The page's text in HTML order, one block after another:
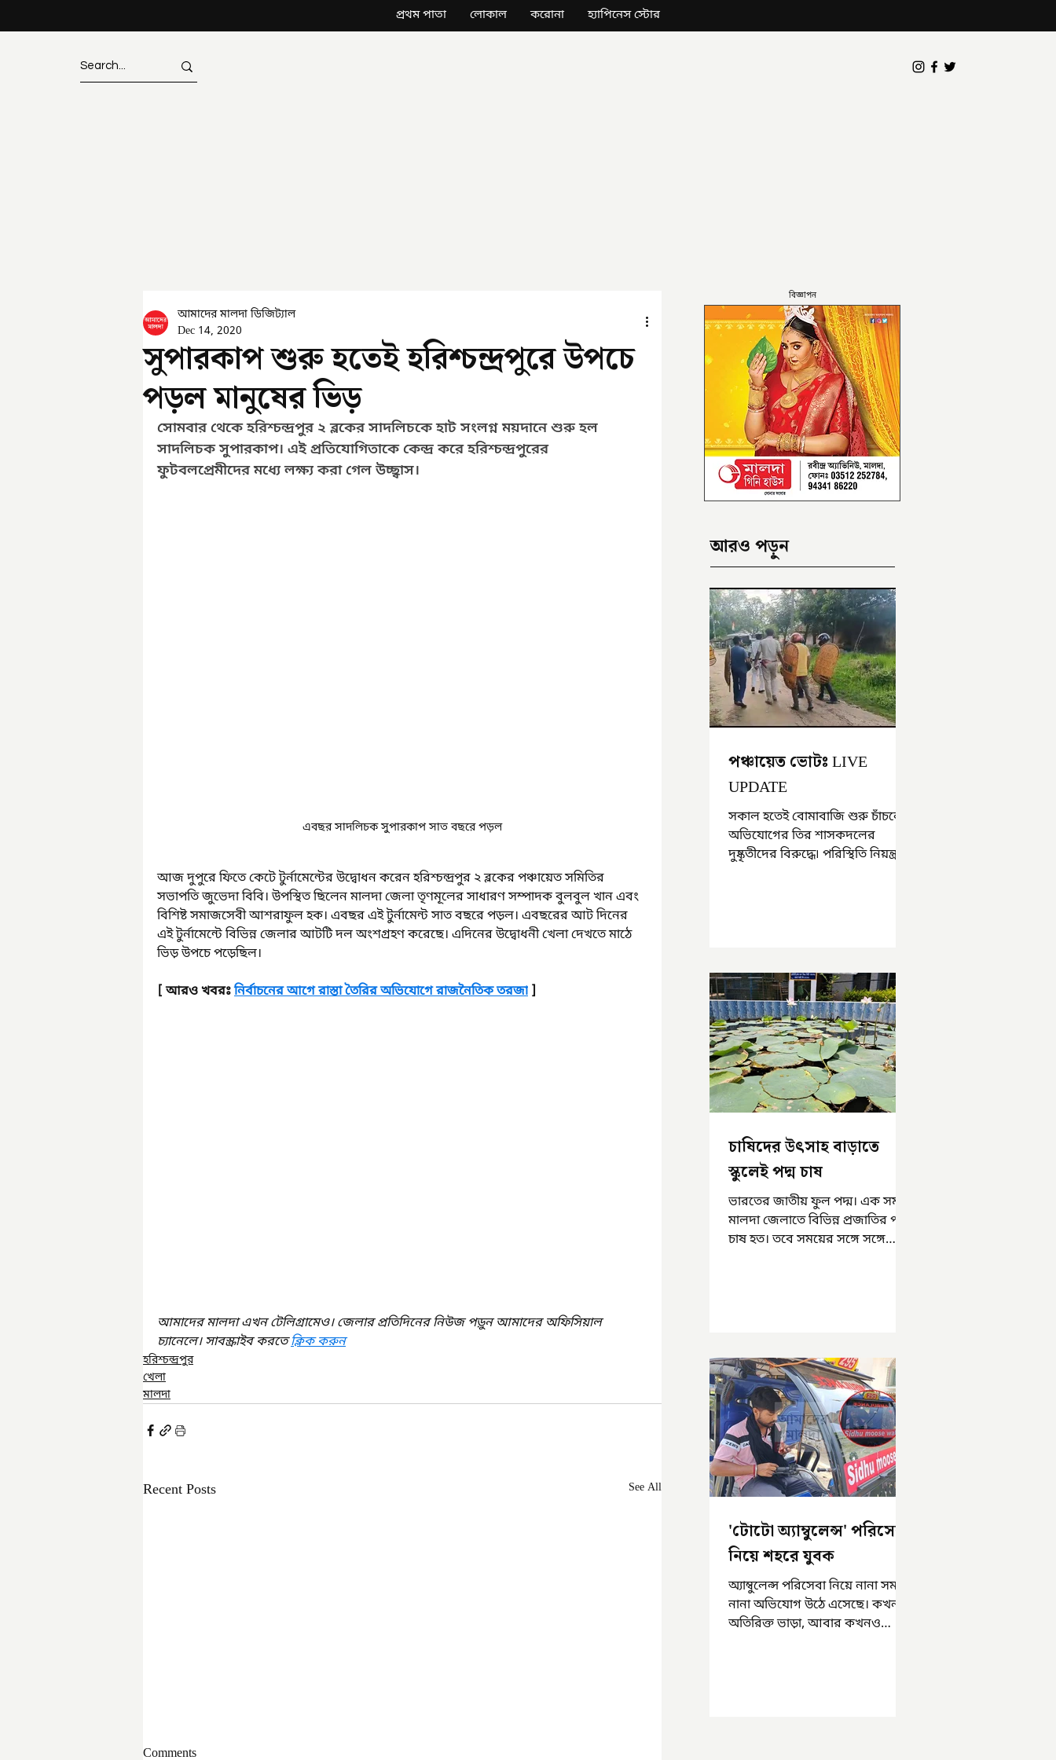
প্রথম পাতা লোকাল করোনা হ্যাপিনেস স্টোর
সুপারকাপ শুরু হতেই হরিশ্চন্দ্রপুরে উপচে
পড়ল মানুষের ভিড়
আমাদের মালদা ডিজিট্যাল
Dec 14, 2020
সোমবার থেকে হরিশ্চন্দ্রপুর ২ ব্লকের সাদলিচকে হাট সংলগ্ন ময়দানে শুরু হল
সাদলিচক সুপারকাপ। এই প্রতিযোগিতাকে কেন্দ্র করে হরিশ্চন্দ্রপুরের
ফুটবলপ্রেমীদের মধ্যে লক্ষ্য করা গেল উচ্ছ্বাস।
এবছর সাদলিচক সুপারকাপ সাত বছরে পড়ল
আজ দুপুরে ফিতে কেটে টুর্নামেন্টের উদ্বোধন করেন হরিশ্চন্দ্রপুর ২ ব্লকের পঞ্চায়েত সমিতির
সভাপতি জুভেদা বিবি। উপস্থিত ছিলেন মালদা জেলা তৃণমূলের সাধারণ সম্পাদক বুলবুল খান এবং
বিশিষ্ট সমাজসেবী আশরাফুল হক। এবছর এই টুর্নামেন্ট সাত বছরে পড়ল। এবছরের আট দিনের
এই টুর্নামেন্টে বিভিন্ন জেলার আটটি দল অংশগ্রহণ করেছে। এদিনের উদ্বোধনী খেলা দেখতে মাঠে
ভিড় উপচে পড়েছিল।
[ আরও খবরঃ নির্বাচনের আগে রাস্তা তৈরির অভিযোগে রাজনৈতিক তরজা ]
আমাদের মালদা এখন টেলিগ্রামেও। জেলার প্রতিদিনের নিউজ পড়ুন আমাদের অফিসিয়াল
চ্যানেলে। সাবস্ক্রাইব করতে ক্লিক করুন
হরিশ্চন্দ্রপুর
খেলা
মালদা
Recent Posts See All
Comments
বিজ্ঞাপন
আরও পড়ুন
পঞ্চায়েত ভোটঃ LIVE
UPDATE
সকাল হতেই বোমাবাজি শুরু চাঁচলে৷
অভিযোগের তির শাসকদলের
দুষ্কৃতীদের বিরুদ্ধে৷ পরিস্থিতি নিয়ন্ত্রণে
চাষিদের উৎসাহ বাড়াতে
স্কুলেই পদ্ম চাষ
ভারতের জাতীয় ফুল পদ্ম। এক সময়
মালদা জেলাতে বিভিন্ন প্রজাতির পদ্ম
চাষ হত। তবে সময়ের সঙ্গে সঙ্গে
'টোটো অ্যাম্বুলেন্স' পরিসেবা
নিয়ে শহরে যুবক
অ্যাম্বুলেন্স পরিসেবা নিয়ে নানা সময়
নানা অভিযোগ উঠে এসেছে। কখনও
অতিরিক্ত ভাড়া, আবার কখনও